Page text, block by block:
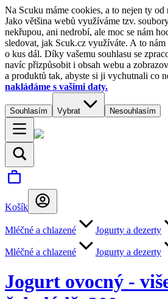
Na Scuku máme cookies, a to nejen ty od
Jako většina webů využíváme tzv.
nekřupou, ani nedrobí, ale moc se nám
sledovat, jak Scuk.cz využíváte. A to nám
o kus dál. Díky vašemu souhlasu se
navíc přizpůsobit i obsah webu a
a produktů tak, abyste si ji vychutnali co
nakládáme s vašimi daty.
Souhlasím Vybrat Nesouhlasím
Košík
Mléčné a chlazené Jogurty a dezerty
Mléčné a chlazené Jogurty a dezerty
Jogurt ovocný -